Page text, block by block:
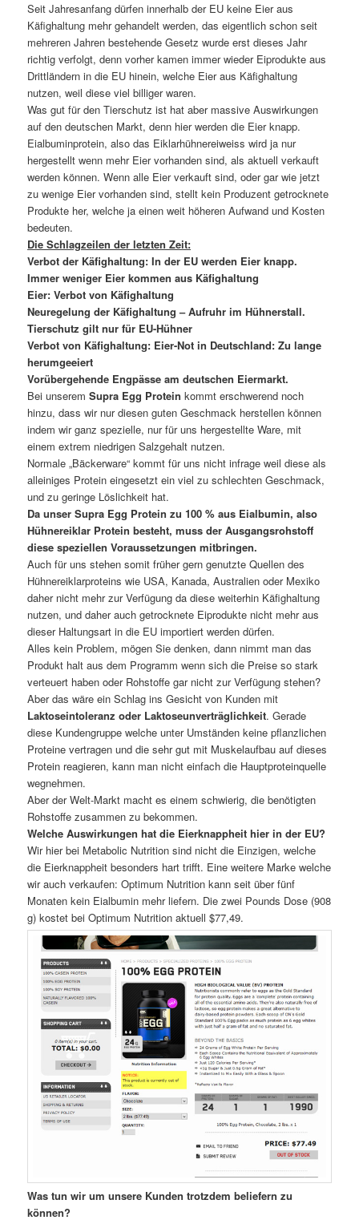
Seit Jahresanfang dürfen innerhalb der EU keine Eier aus
Käfighaltung mehr gehandelt werden, das eigentlich schon seit
mehreren Jahren bestehende Gesetz wurde erst dieses Jahr
richtig verfolgt, denn vorher kamen immer wieder Eiprodukte aus
Drittländern in die EU hinein, welche Eier aus Käfighaltung
nutzen, weil diese viel billiger waren.
Was gut für den Tierschutz ist hat aber massive Auswirkungen
auf den deutschen Markt, denn hier werden die Eier knapp.
Eialbuminprotein, also das Eiklarhühnereiweiss wird ja nur
hergestellt wenn mehr Eier vorhanden sind, als aktuell verkauft
werden können. Wenn alle Eier verkauft sind, oder gar wie jetzt
zu wenige Eier vorhanden sind, stellt kein Produzent getrocknete
Produkte her, welche ja einen weit höheren Aufwand und Kosten
bedeuten.
Die Schlagzeilen der letzten Zeit:
Verbot der Käfighaltung: In der EU werden Eier knapp.
Immer weniger Eier kommen aus Käfighaltung
Eier: Verbot von Käfighaltung
Neuregelung der Käfighaltung – Aufruhr im Hühnerstall.
Tierschutz gilt nur für EU-Hühner
Verbot von Käfighaltung: Eier-Not in Deutschland: Zu lange
herumgeeiert
Vorübergehende Engpässe am deutschen Eiermarkt.
Bei unseremSupra Egg Protein kommt erschwerend noch
hinzu, dass wir nur diesen guten Geschmack herstellen können
indem wir ganz spezielle, nur für uns hergestellte Ware, mit
einem extrem niedrigen Salzgehalt nutzen.
Normale „Bäckerware“ kommt für uns nicht infrage weil diese als
alleiniges Protein eingesetzt ein viel zu schlechten Geschmack,
und zu geringe Löslichkeit hat.
Da unser Supra Egg Protein zu 100 % aus Eialbumin, also
Hühnereiklar Protein besteht, muss der Ausgangsrohstoff
diese speziellen Voraussetzungen mitbringen.
Auch für uns stehen somit früher gern genutzte Quellen des
Hühnereiklarproteins wie USA, Kanada, Australien oder Mexiko
daher nicht mehr zur Verfügung da diese weiterhin Käfighaltung
nutzen, und daher auch getrocknete Eiprodukte nicht mehr aus
dieser Haltungsart in die EU importiert werden dürfen.
Alles kein Problem, mögen Sie denken, dann nimmt man das
Produkt halt aus dem Programm wenn sich die Preise so stark
verteuert haben oder Rohstoffe gar nicht zur Verfügung stehen?
Aber das wäre ein Schlag ins Gesicht von Kunden mit
Laktoseintoleranz oder Laktoseunverträglichkeit. Gerade
diese Kundengruppe welche unter Umständen keine pflanzlichen
Proteine vertragen und die sehr gut mit Muskelaufbau auf dieses
Protein reagieren, kann man nicht einfach die Hauptproteinquelle
wegnehmen.
Aber der Welt-Markt macht es einem schwierig, die benötigten
Rohstoffe zusammen zu bekommen.
Welche Auswirkungen hat die Eierknappheit hier in der EU?
Wir hier bei Metabolic Nutrition sind nicht die Einzigen, welche
die Eierknappheit besonders hart trifft. Eine weitere Marke welche
wir auch verkaufen: Optimum Nutrition kann seit über fünf
Monaten kein Eialbumin mehr liefern. Die zwei Pounds Dose (908
g) kostet bei Optimum Nutrition aktuell $77,49.
Was tun wir um unsere Kunden trotzdem beliefern zu
können?